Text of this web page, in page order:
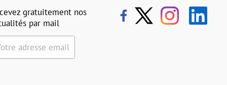
gratuitement nos
par mail
adresse email